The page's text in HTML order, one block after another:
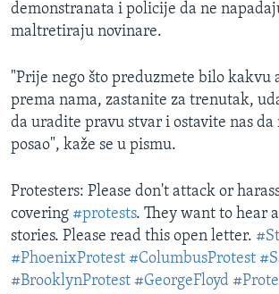
demonstranata i policije da ne
maltretiraju novinare.
"Prije nego što preduzmete bilo kakvu
prema nama, zastanite za trenutak,
da uradite pravu stvar i ostavite nas da
posao", kaže se u pismu.
Protesters: Please don't attack or
covering #protests. They want to hear
stories. Please read this open letter.
#PhoenixProtest #ColumbusProtest
#BrooklynProtest #GeorgeFloyd